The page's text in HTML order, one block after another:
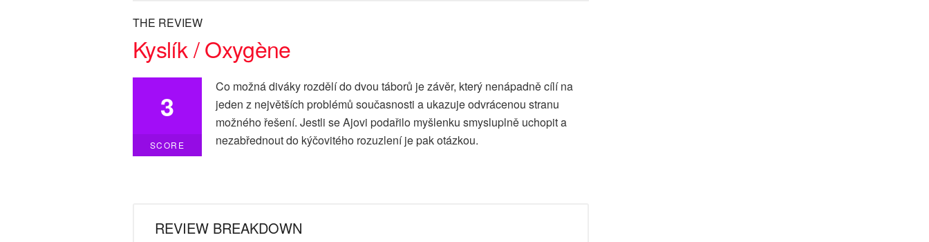
THE REVIEW
Kyslík / Oxygène
3
SCORE
Co možná diváky rozdělí do dvou táborů je závěr, který nenápadně cílí na
jeden z největších problémů současnosti a ukazuje odvrácenou stranu
možného řešení. Jestli se Ajovi podařilo myšlenku smysluplně uchopit a
nezabřednout do kýčovitého rozuzlení je pak otázkou.
REVIEW BREAKDOWN